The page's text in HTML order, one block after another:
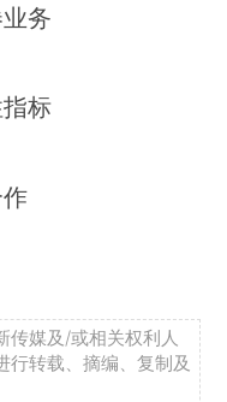
务
标
传媒及/或相关权利人
行转载、摘编、复制及